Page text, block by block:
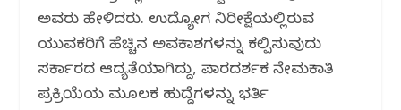
ಅವರು ಹೇಳಿದರು. ಉದ್ಯೋಗ ನಿರೀಕ್ಷೆಯಲ್ಲಿರುವ
ಯುವಕರಿಗೆ ಹೆಚ್ಚಿನ ಅವಕಾಶಗಳನ್ನು ಕಲ್ಪಿಸುವುದು
ಸರ್ಕಾರದ ಆದ್ಯತೆಯಾಗಿದ್ದು, ಪಾರದರ್ಶಕ ನೇಮಕಾತಿ
ಪ್ರಕ್ರಿಯೆಯ ಮೂಲಕ ಹುದ್ದೆಗಳನ್ನು ಭರ್ತಿ